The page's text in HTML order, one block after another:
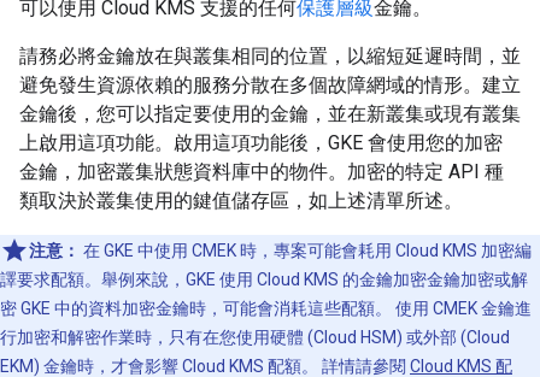
可以使用 Cloud KMS 支援的任何保護層級金鑰。
請務必將金鑰放在與叢集相同的位置，以縮短延遲時間，並
避免發生資源依賴的服務分散在多個故障網域的情形。建立
金鑰後，您可以指定要使用的金鑰，並在新叢集或現有叢集
上啟用這項功能。啟用這項功能後，GKE 會使用您的加密
金鑰，加密叢集狀態資料庫中的物件。加密的特定 API 種
類取決於叢集使用的鍵值儲存區，如上述清單所述。
注意： 在 GKE 中使用 CMEK 時，專案可能會耗用 Cloud KMS 加密編
譯要求配額。舉例來說，GKE 使用 Cloud KMS 的金鑰加密金鑰加密或解
密 GKE 中的資料加密金鑰時，可能會消耗這些配額。 使用 CMEK 金鑰進
行加密和解密作業時，只有在您使用硬體 (Cloud HSM) 或外部 (Cloud
EKM) 金鑰時，才會影響 Cloud KMS 配額。 詳情請參閱 Cloud KMS 配